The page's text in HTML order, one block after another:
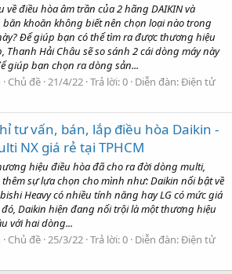
về điều hòa âm trần của 2 hãng DAIKIN và
băn khoăn không biết nên chọn loại nào trong
Để giúp bạn có thể tìm ra được thương hiệu
Thanh Hải Châu sẽ so sánh 2 cái dòng máy này
giúp bạn chọn ra dòng sản...
Chủ đề 21/4/22 Trả lời: 0 Diễn đàn:Điện tử
tư vấn, bán, lắp điều hòa Daikin -
NX giá rẻ tại TPHCM
hiệu điều hòa đã cho ra đời dòng multi,
sự lựa chọn cho mình như: Daikin nổi bật về
Heavy có nhiều tính năng hay LG có mức giá
Daikin hiện đang nổi trội là một thương hiệu
với hai dòng...
Chủ đề 25/3/22 Trả lời: 0 Diễn đàn:Điện tử